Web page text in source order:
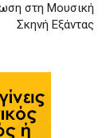
στη Μουσική
Σκηνή Εξάντας